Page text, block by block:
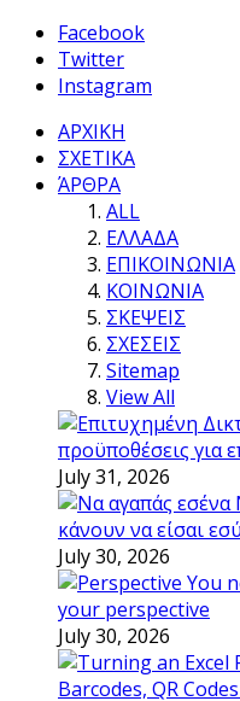
Facebook
Twitter
Instagram
ΑΡΧΙΚΗ
ΣΧΕΤΙΚΑ
ΆΡΘΡΑ
ALL
ΕΛΛΑΔΑ
ΕΠΙΚΟΙΝΩΝΙΑ
ΚΟΙΝΩΝΙΑ
ΣΚΕΨΕΙΣ
ΣΧΕΣΕΙΣ
Sitemap
View All
προϋποθέσεις για
July 31, 2026
κάνουν να είσαι εσύ
July 30, 2026
You
your perspective
July 30, 2026